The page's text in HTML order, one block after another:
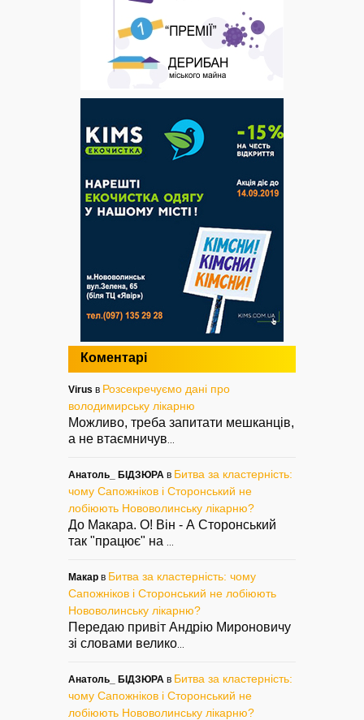
Коментарі
Virus в Розсекречуємо дані про
володимирську лікарню
Можливо, треба запитати мешканців,
а не втаємничув
Анатоль_ БІДЗЮРА в Битва за кластерність:
чому Сапожніков і Сторонський не
лобіюють Нововолинську лікарню?
До Макара. О! Він - А Сторонський
так "працює" на
Макар в Битва за кластерність: чому
Сапожніков і Сторонський не лобіюють
Нововолинську лікарню?
Передаю привіт Андрію Мироновичу
зі словами велико
Анатоль_ БІДЗЮРА в Битва за кластерність:
чому Сапожніков і Сторонський не
лобіюють Нововолинську лікарню?